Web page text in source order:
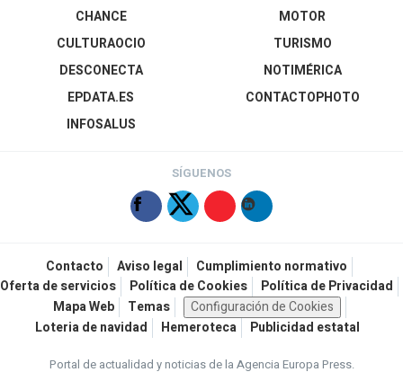
CHANCE
CULTURAOCIO
DESCONECTA
EPDATA.ES
INFOSALUS
MOTOR
TURISMO
NOTIMÉRICA
CONTACTOPHOTO
SÍGUENOS
Contacto Aviso legal
Cumplimiento normativo
Oferta de servicios
Política de Cookies
Política de Privacidad
Mapa Web
Temas
Configuración de Cookies
Loteria de navidad
Hemeroteca Publicidad estatal
Portal de actualidad y noticias de la Agencia Europa Press.